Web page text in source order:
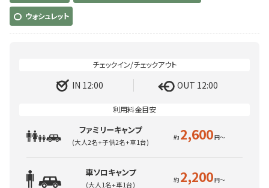
ウォシュレット
IN 12:00 OUT 12:00
ファミリーキャンプ
(大人2名+子供2名+車1台) 2,600
車ソロキャンプ
(大人1名+車1台) 2,200